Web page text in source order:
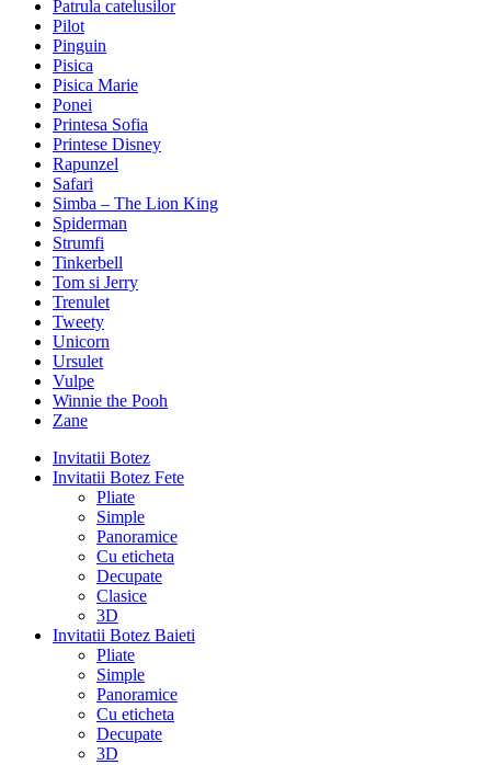
Patrula catelusilor
Pilot
Pinguin
Pisica
Pisica Marie
Ponei
Printesa Sofia
Printese Disney
Rapunzel
Safari
Simba – The Lion King
Spiderman
Strumfi
Tinkerbell
Tom si Jerry
Trenulet
Tweety
Unicorn
Ursulet
Vulpe
Winnie the Pooh
Zane
Invitatii Botez
Invitatii Botez Fete
Pliate
Simple
Panoramice
Cu eticheta
Decupate
Clasice
3D
Invitatii Botez Baieti
Pliate
Simple
Panoramice
Cu eticheta
Decupate
3D